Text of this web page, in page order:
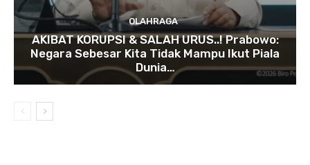
OLAHRAGA
AKIBAT KORUPSI & SALAH URUS..! Prabowo:
Negara Sebesar Kita Tidak Mampu Ikut Piala
Dunia…